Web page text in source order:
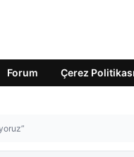
Forum Çerez Politikası